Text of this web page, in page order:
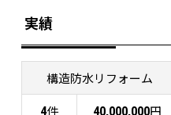
実績
構造防水リフォーム
4件 40,000,000円